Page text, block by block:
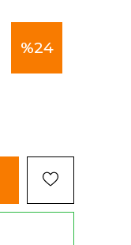
%24